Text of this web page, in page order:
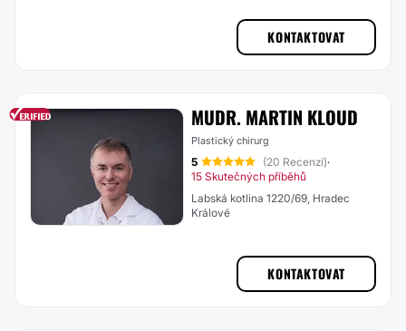
KONTAKTOVAT
MUDR. MARTIN KLOUD
Plastický chirurg
5 (20 Recenzí)·
15 Skutečných příběhů
Labská kotlina 1220/69, Hradec
Králové
KONTAKTOVAT